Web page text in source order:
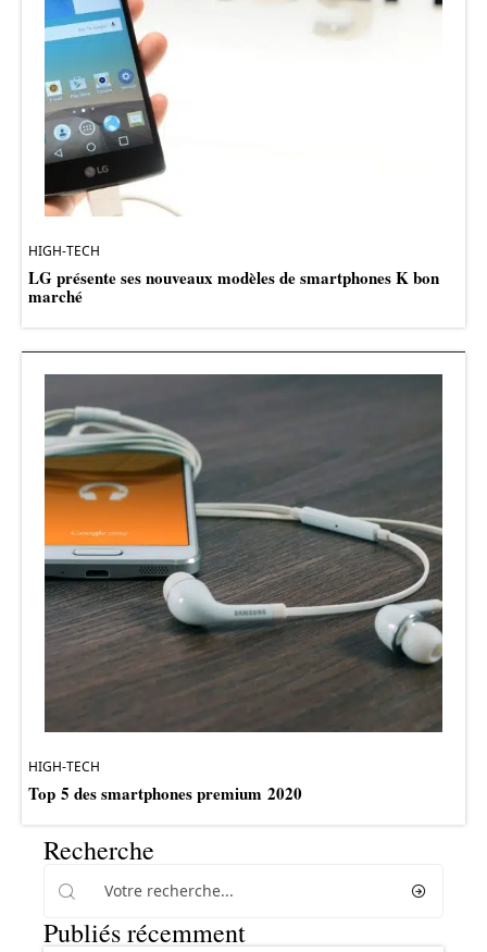
HIGH-TECH
LG présente ses nouveaux modèles de smartphones K bon
marché
HIGH-TECH
Top 5 des smartphones premium 2020
Recherche
Publiés récemment